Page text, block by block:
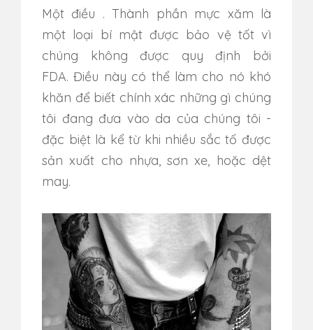
Một điều .Thành phần mực xăm là
một loại bí mật được bảo vệ tốt vì
chúng không được quy định bởi
FDA.Điều này có thể làm cho nó khó
khăn để biết chính xác những gì chúng
tôi đang đưa vào da của chúng tôi -
đặc biệt là kể từ khi nhiều sắc tố được
sản xuất cho nhựa, sơn xe, hoặc dệt
may.